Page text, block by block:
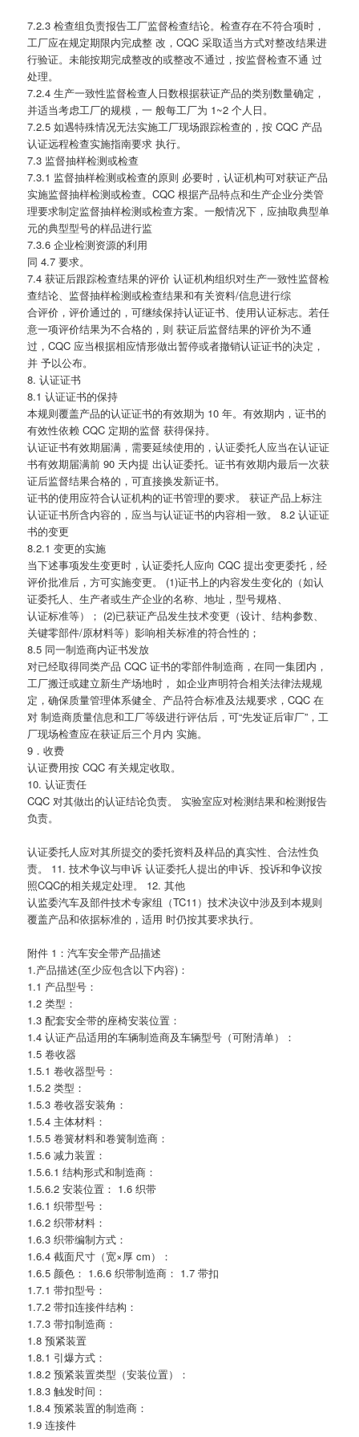
7.2.3 检查组负责报告工厂监督检查结论。检查存在不符合项时，
工厂应在规定期限内完成整 改，CQC 采取适当方式对整改结果进
行验证。未能按期完成整改的或整改不通过，按监督检查不通 过
处理。
7.2.4 生产一致性监督检查人日数根据获证产品的类别数量确定，
并适当考虑工厂的规模，一 般每工厂为 1~2 个人日。
7.2.5 如遇特殊情况无法实施工厂现场跟踪检查的，按 CQC 产品
认证远程检查实施指南要求 执行。
7.3 监督抽样检测或检查
7.3.1 监督抽样检测或检查的原则 必要时，认证机构可对获证产品
实施监督抽样检测或检查。CQC 根据产品特点和生产企业分类管
理要求制定监督抽样检测或检查方案。一般情况下，应抽取典型单
元的典型型号的样品进行监
7.3.6 企业检测资源的利用
同 4.7 要求。
7.4 获证后跟踪检查结果的评价 认证机构组织对生产一致性监督检
查结论、监督抽样检测或检查结果和有关资料/信息进行综
合评价，评价通过的，可继续保持认证证书、使用认证标志。若任
意一项评价结果为不合格的，则 获证后监督结果的评价为不通
过，CQC 应当根据相应情形做出暂停或者撤销认证证书的决定，
并 予以公布。
8. 认证证书
8.1 认证证书的保持
本规则覆盖产品的认证证书的有效期为 10 年。有效期内，证书的
有效性依赖 CQC 定期的监督 获得保持。
认证证书有效期届满，需要延续使用的，认证委托人应当在认证证
书有效期届满前 90 天内提 出认证委托。证书有效期内最后一次获
证后监督结果合格的，可直接换发新证书。
证书的使用应符合认证机构的证书管理的要求。 获证产品上标注
认证证书所含内容的，应当与认证证书的内容相一致。 8.2 认证证
书的变更
8.2.1 变更的实施
当下述事项发生变更时，认证委托人应向 CQC 提出变更委托，经
评价批准后，方可实施变更。 (1)证书上的内容发生变化的（如认
证委托人、生产者或生产企业的名称、地址，型号规格、
认证标准等）； (2)已获证产品发生技术变更（设计、结构参数、
关键零部件/原材料等）影响相关标准的符合性的；
8.5 同一制造商内证书发放
对已经取得同类产品 CQC 证书的零部件制造商，在同一集团内，
工厂搬迁或建立新生产场地时， 如企业声明符合相关法律法规规
定，确保质量管理体系健全、产品符合标准及法规要求，CQC 在
对 制造商质量信息和工厂等级进行评估后，可“先发证后审厂”，工
厂现场检查应在获证后三个月内 实施。
9．收费
认证费用按 CQC 有关规定收取。
10. 认证责任
CQC 对其做出的认证结论负责。 实验室应对检测结果和检测报告
负责。
认证委托人应对其所提交的委托资料及样品的真实性、合法性负
责。 11. 技术争议与申诉 认证委托人提出的申诉、投诉和争议按
照CQC的相关规定处理。 12. 其他
认监委汽车及部件技术专家组（TC11）技术决议中涉及到本规则
覆盖产品和依据标准的，适用 时仍按其要求执行。
附件 1：汽车安全带产品描述
1.产品描述(至少应包含以下内容)：
1.1 产品型号：
1.2 类型：
1.3 配套安全带的座椅安装位置：
1.4 认证产品适用的车辆制造商及车辆型号（可附清单）：
1.5 卷收器
1.5.1 卷收器型号：
1.5.2 类型：
1.5.3 卷收器安装角：
1.5.4 主体材料：
1.5.5 卷簧材料和卷簧制造商：
1.5.6 减力装置：
1.5.6.1 结构形式和制造商：
1.5.6.2 安装位置： 1.6 织带
1.6.1 织带型号：
1.6.2 织带材料：
1.6.3 织带编制方式：
1.6.4 截面尺寸（宽×厚 cm）：
1.6.5 颜色： 1.6.6 织带制造商： 1.7 带扣
1.7.1 带扣型号：
1.7.2 带扣连接件结构：
1.7.3 带扣制造商：
1.8 预紧装置
1.8.1 引爆方式：
1.8.2 预紧装置类型（安装位置）：
1.8.3 触发时间：
1.8.4 预紧装置的制造商：
1.9 连接件